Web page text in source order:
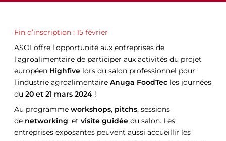
Fin d’inscription : 15 février
ASOI offre l’opportunité aux entreprises de
l’agroalimentaire de participer aux activités du projet
européen Highfive lors du salon professionnel pour
l’industrie agroalimentaire Anuga FoodTec les journées
du 20 et 21 mars 2024 !
Au programme workshops, pitchs, sessions
de networking, et visite guidée du salon. Les
entreprises exposantes peuvent aussi accueillir les